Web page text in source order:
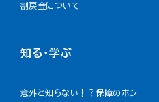
割戻金について​
知る・学ぶ
意外と知らない！？保障のホン